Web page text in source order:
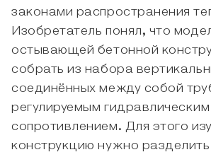
законами распространения
Изобретатель понял, что
остывающей бетонной
собрать из набора
соединённых между собой
регулируемым гидравлическим
сопротивлением. Для этого
конструкцию нужно